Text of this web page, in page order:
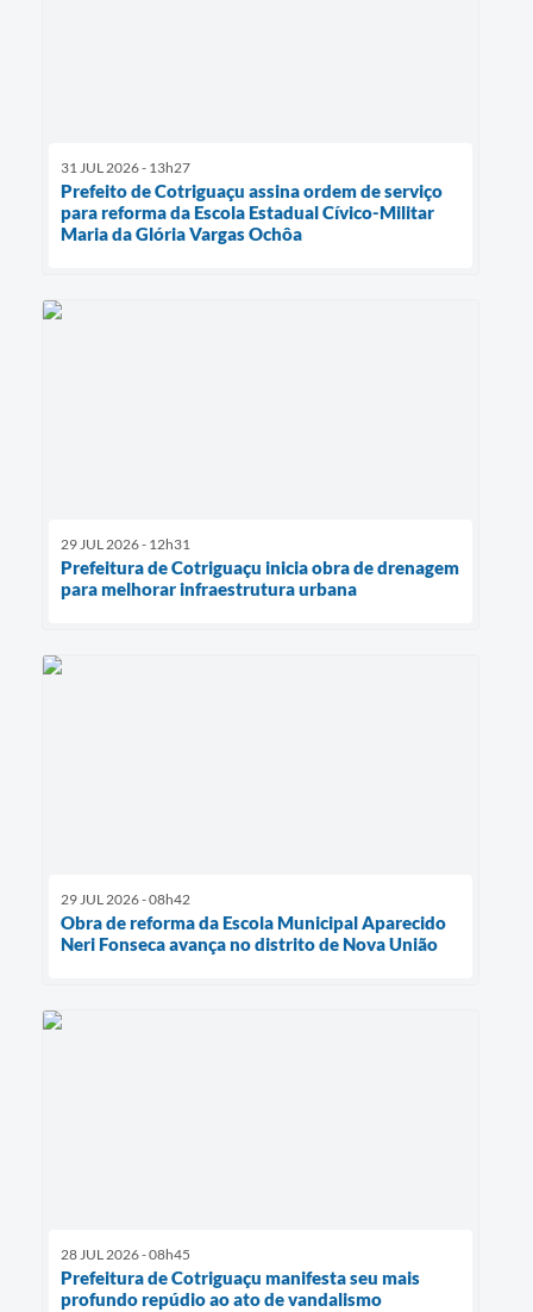
31 JUL 2026 - 13h27
Prefeito de Cotriguaçu assina ordem de serviço
para reforma da Escola Estadual Cívico-Militar
Maria da Glória Vargas Ochôa
29 JUL 2026 - 12h31
Prefeitura de Cotriguaçu inicia obra de drenagem
para melhorar infraestrutura urbana
29 JUL 2026 - 08h42
Obra de reforma da Escola Municipal Aparecido
Neri Fonseca avança no distrito de Nova União
28 JUL 2026 - 08h45
Prefeitura de Cotriguaçu manifesta seu mais
profundo repúdio ao ato de vandalismo